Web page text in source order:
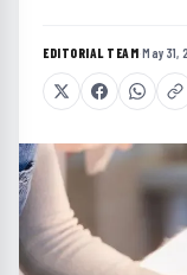
EDITORIAL TEAM·May 31,